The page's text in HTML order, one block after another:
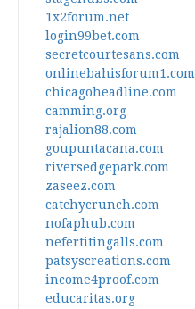
1x2forum.net
login99bet.com
secretcourtesans.com
onlinebahisforum1.com
chicagoheadline.com
camming.org
rajalion88.com
goupuntacana.com
riversedgepark.com
zaseez.com
catchycrunch.com
nofaphub.com
nefertitingalls.com
patsyscreations.com
income4proof.com
educaritas.org